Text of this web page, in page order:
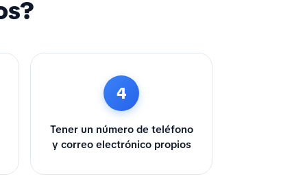
4
Tener un número de teléfono
y correo electrónico propios